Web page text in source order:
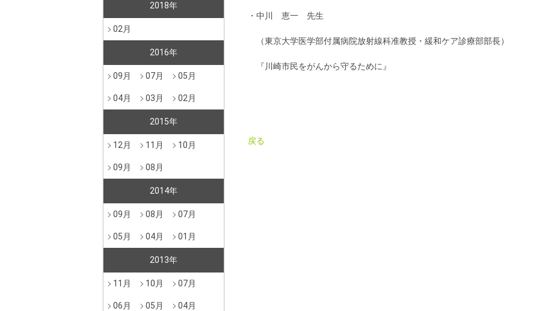
・中川 恵一 先生
（東京大学医学部付属病院放射線科准教授・緩和ケア診療部部長）
『川崎市民をがんから守るために』
戻る
2018年
02月
2016年
09月 07月 05月
04月 03月 02月
2015年
12月 11月 10月
09月 08月
2014年
09月 08月 07月
05月 04月 01月
2013年
11月 10月 07月
06月 05月 04月